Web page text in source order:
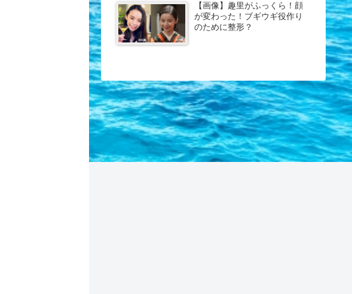
【画像】趣里がふっくら！顔
が変わった！ブギウギ役作り
のために整形？